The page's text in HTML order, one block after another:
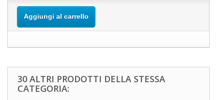
Aggiungi al carrello
30 ALTRI PRODOTTI DELLA STESSA
CATEGORIA: